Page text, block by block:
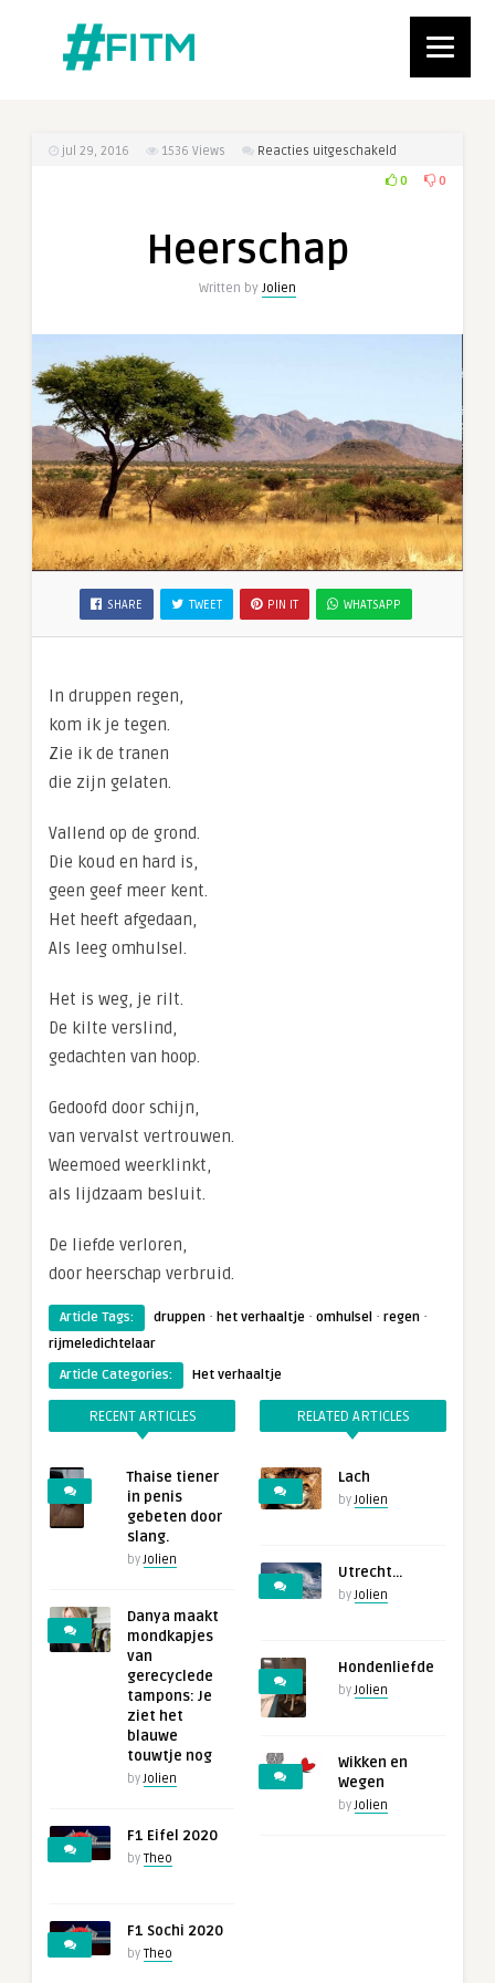
jul 29, 2016 1536 Views Reacties uitgeschakeld
Heerschap
0 0
Heerschap
Written by Jolien
SHARE TWEET PIN IT WHATSAPP
In druppen regen,
kom ik je tegen.
Zie ik de tranen
die zijn gelaten.
Vallend op de grond.
Die koud en hard is,
geen geef meer kent.
Het heeft afgedaan,
Als leeg omhulsel.
Het is weg, je rilt.
De kilte verslind,
gedachten van hoop.
Gedoofd door schijn,
van vervalst vertrouwen.
Weemoed weerklinkt,
als lijdzaam besluit.
De liefde verloren,
door heerschap verbruid.
Article Tags: druppen · het verhaaltje · omhulsel · regen ·
rijmeledichtelaar
Article Categories:
Het verhaaltje
RECENT ARTICLES
Thaise tiener
in penis
gebeten door
slang.
byJolien
Danya maakt
mondkapjes
van
gerecyclede
tampons: Je
ziet het
blauwe
touwtje nog
byJolien
F1 Eifel 2020
by Theo
F1 Sochi 2020
by Theo
RELATED ARTICLES
Lach
byJolien
Utrecht…
byJolien
Hondenliefde
byJolien
Wikken en
Wegen
byJolien